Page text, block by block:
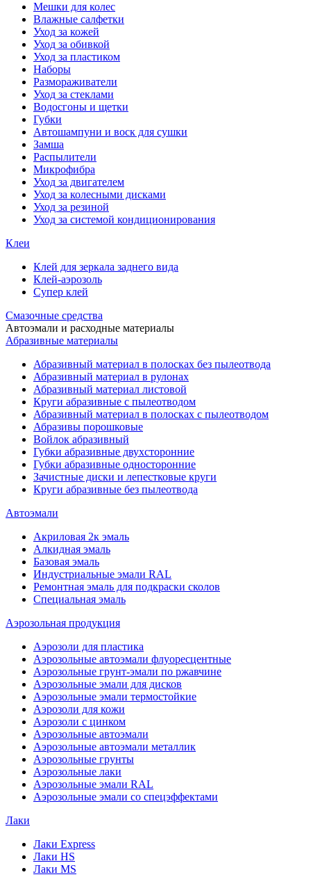
Мешки для колес
Влажные салфетки
Уход за кожей
Уход за обивкой
Уход за пластиком
Наборы
Размораживатели
Уход за стеклами
Водосгоны и щетки
Губки
Автошампуни и воск для сушки
Замша
Распылители
Микрофибра
Уход за двигателем
Уход за колесными дисками
Уход за резиной
Уход за системой кондиционирования
Клеи
Клей для зеркала заднего вида
Клей-аэрозоль
Супер клей
Смазочные средства
Автоэмали и расходные материалы
Абразивные материалы
Абразивный материал в полосках без пылеотвода
Абразивный материал в рулонах
Абразивный материал листовой
Круги абразивные с пылеотводом
Абразивный материал в полосках с пылеотводом
Абразивы порошковые
Войлок абразивный
Губки абразивные двухсторонние
Губки абразивные односторонние
Зачистные диски и лепестковые круги
Круги абразивные без пылеотвода
Автоэмали
Акриловая 2к эмаль
Алкидная эмаль
Базовая эмаль
Индустриальные эмали RAL
Ремонтная эмаль для подкраски сколов
Специальная эмаль
Аэрозольная продукция
Аэрозоли для пластика
Аэрозольные автоэмали флуоресцентные
Аэрозольные грунт-эмали по ржавчине
Аэрозольные эмали для дисков
Аэрозольные эмали термостойкие
Аэрозоли для кожи
Аэрозоли с цинком
Аэрозольные автоэмали
Аэрозольные автоэмали металлик
Аэрозольные грунты
Аэрозольные лаки
Аэрозольные эмали RAL
Аэрозольные эмали со спецэффектами
Лаки
Лаки Express
Лаки HS
Лаки MS